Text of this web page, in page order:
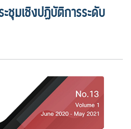
ชุมเชิงปฏิบัติการระดับ